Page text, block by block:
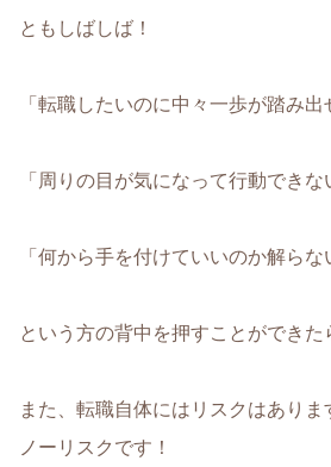
ともしばしば！
「転職したいのに中々一歩が踏み出
「周りの目が気になって行動できな
「何から手を付けていいのか解らな
という方の背中を押すことができた
また、転職自体にはリスクはあり
ノーリスクです！